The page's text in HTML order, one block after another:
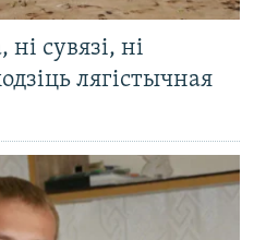
ні сувязі, ні
лягістычная